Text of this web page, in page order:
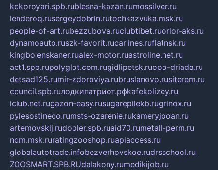
kokoroyari.spb.rublesna-kazan.rumossilver.ru
lenderoq.rusergeydobrin.rutochkazvuka.msk.ru
people-of-art.rubezzubova.ruclubtibet.ruorior-aks.ru
dynamoauto.ruszk-favorit.rucarlines.ruflatnsk.ru
kingbolenskaner.rualex-motor.ruastroline.net.ru
act1.spb.rupolyglot.com.rugidlipetsk.ruooo-driada.ru
detsad125.rumir-zdoroviya.rubruslanovo.rusiterem.ru
council.spb.ruлодкипатриот.рфkafekolizey.ru
iclub.net.rugazon-easy.rusugarepilekb.rugrinox.ru
pylesostineco.rumsts-ozarenie.rukameryjooan.ru
artemovskij.rudopler.spb.ruaid70.rumetall-perm.ru
ndm.msk.ruratingzooshop.ruapiaccess.ru
globalautotrade.infobezverhovskoe.rudrsschool.ru
ZOOSMART.SPB.RUdalakony.rumedikijob.ru